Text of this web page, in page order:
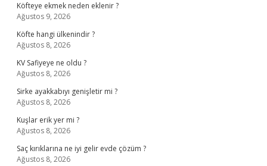
Köfteye ekmek neden eklenir ?
Ağustos 9, 2026
Köfte hangi ülkenindir ?
Ağustos 8, 2026
KV Safiyeye ne oldu ?
Ağustos 8, 2026
Sirke ayakkabıyı genişletir mi ?
Ağustos 8, 2026
Kuşlar erik yer mi ?
Ağustos 8, 2026
Saç kırıklarına ne iyi gelir evde çözüm ?
Ağustos 8, 2026